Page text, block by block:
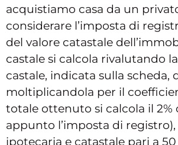
acquistiamo casa da un
considerare l’imposta di
del valore catastale
castale si calcola rivalutando
castale, indicata sulla scheda,
moltiplicandola per il
totale ottenuto si calcola il 2%
appunto l’imposta di registro),
ipotecaria e catastale pari a